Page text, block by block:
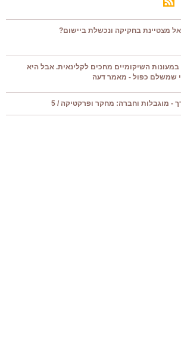
מצטיינת בחקיקה ונכשלת ביישום?
השיקומיים מחכים לקלינאית. אבל היא
שמשלם כפול - מאמר דעה
- מוגבלות וחברה: מחקר ופרקטיקה / 5